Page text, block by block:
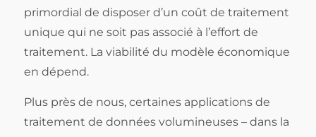
primordial de disposer d’un coût de traitement
unique qui ne soit pas associé à l’effort de
traitement. La viabilité du modèle économique
en dépend.
Plus près de nous, certaines applications de
traitement de données volumineuses – dans la